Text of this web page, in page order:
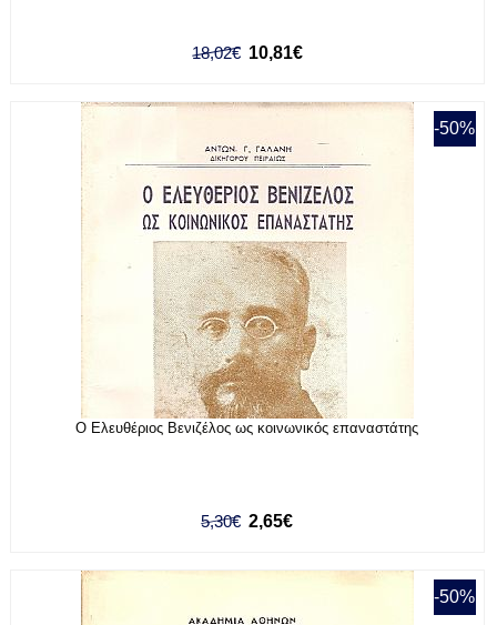
18,02€ 10,81€
-50%
Ο Ελευθέριος Βενιζέλος ως κοινωνικός επαναστάτης
5,30€ 2,65€
-50%